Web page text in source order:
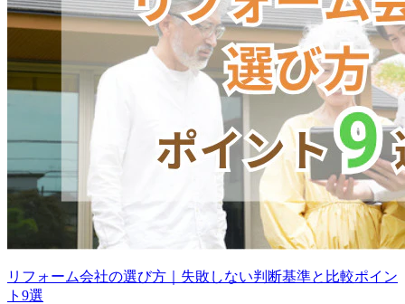
リフォーム会社の選び方｜失敗しない判断基準と比較ポイン
ト9選